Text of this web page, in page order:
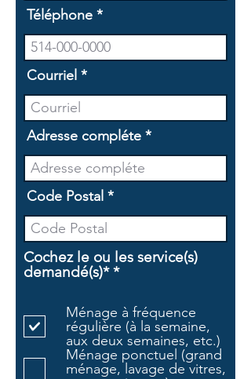
Téléphone
Courriel
Adresse compléte
Code Postal
Cochez le ou les service(s)
demandé(s)* *O
g
a
t
Ménage à fréquence
régulière (à la semaine,
aux deux semaines, etc.)
Ménage ponctuel (grand
ménage, lavage de vitres,